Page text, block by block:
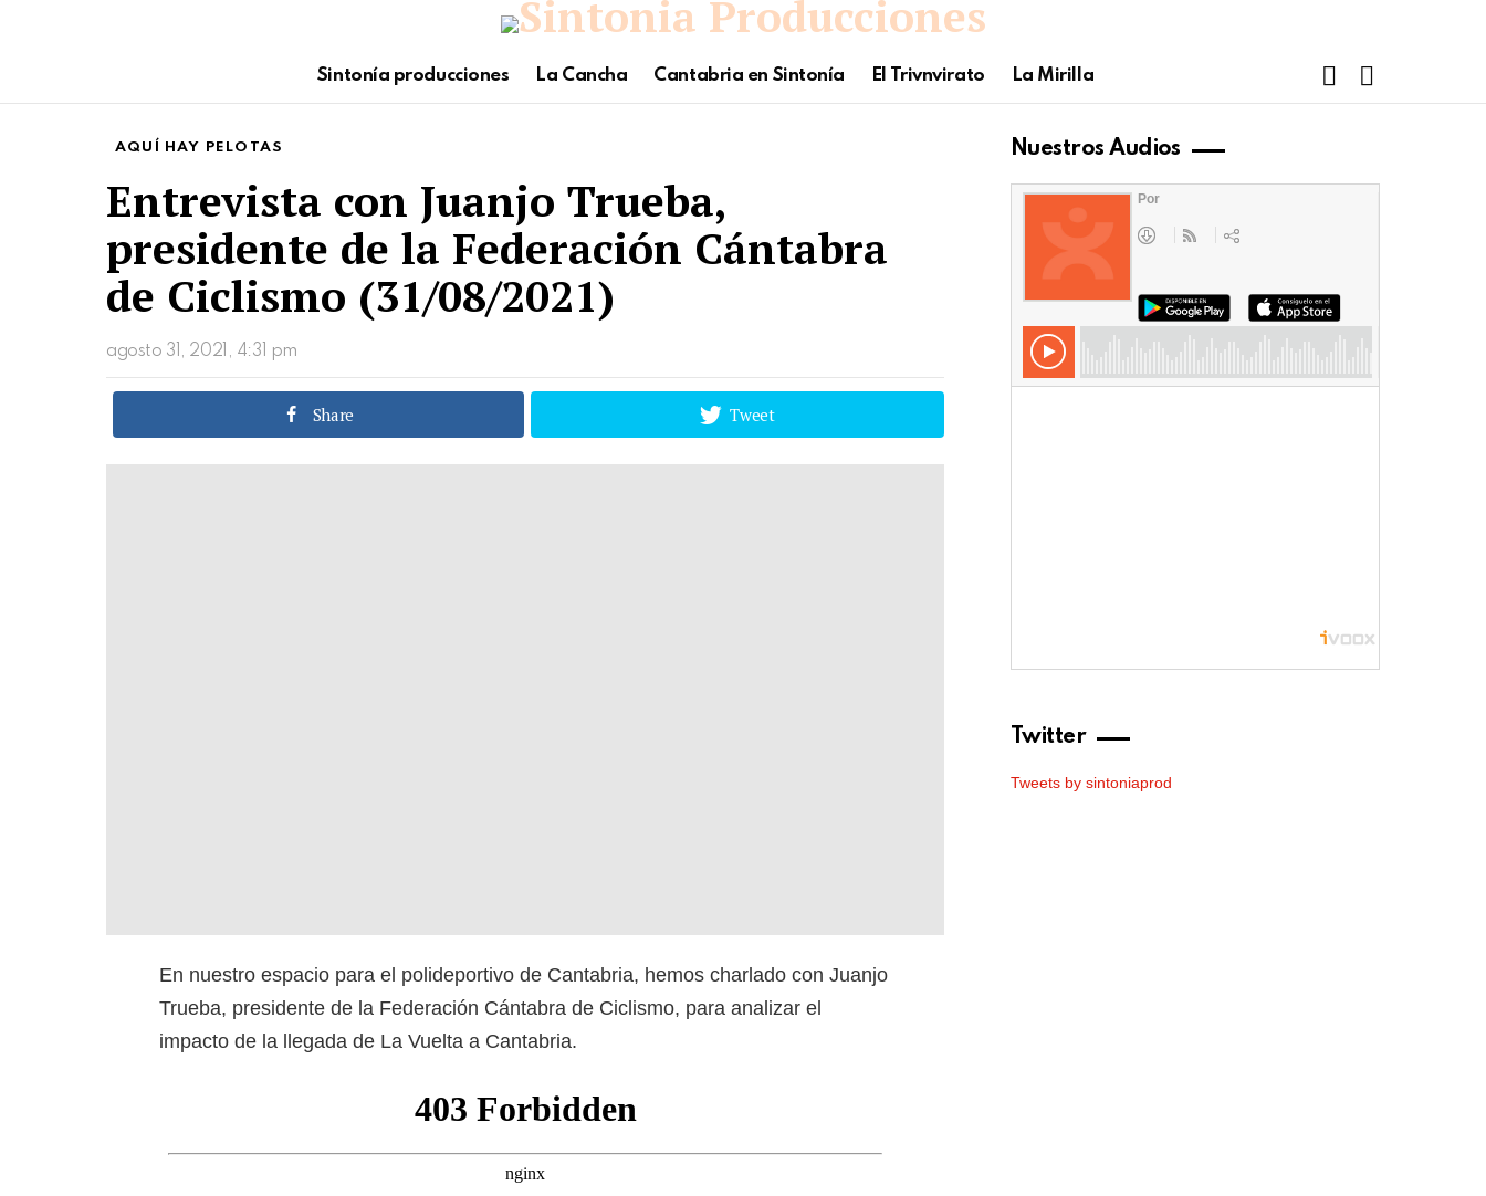
Sintonía producciones La Cancha Cantabria en Sintonía El Trivnvirato La Mirilla
FOLLOW
AQUÍ HAY PELOTAS
Entrevista con Juanjo Trueba,
presidente de la Federación Cántabra
de Ciclismo (31/08/2021)
agosto 31, 2021, 4:31 pm
Share Tweet
En nuestro espacio para el polideportivo de Cantabria, hemos charlado con Juanjo
Trueba, presidente de la Federación Cántabra de Ciclismo, para analizar el
impacto de la llegada de La Vuelta a Cantabria.
Nuestros Audios
Twitter
Tweets by sintoniaprod